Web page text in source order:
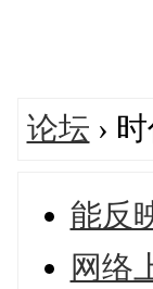
论坛 ›
能反
网络